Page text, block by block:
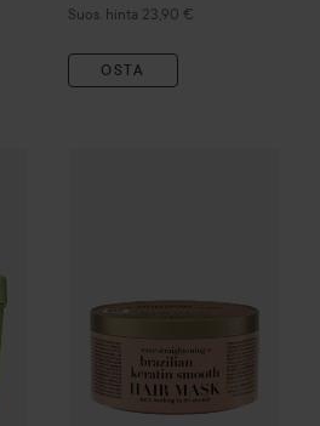
Suos. hinta 23,90 €
Suositeltu hinta 23,90 €
OSTA